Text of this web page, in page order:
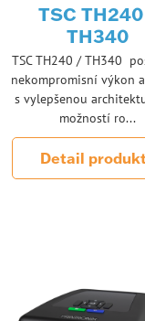
TSC
TH340
TSC TH240 / TH340
nekompromisní výkon
s vylepšenou
možností ro...
Detail